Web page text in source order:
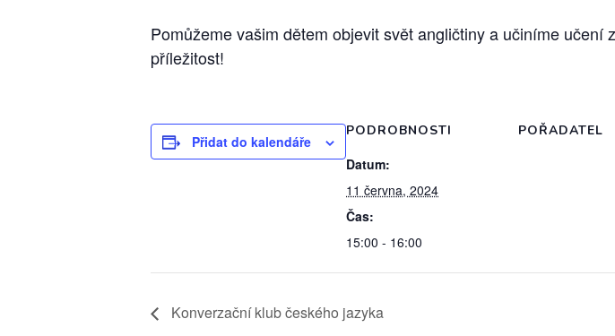
Pomůžeme vašim dětem objevit svět angličtiny a učiníme
příležitost!
Přidat do kalendáře
PODROBNOSTI
Datum:
11 června, 2024
Čas:
15:00 - 16:00
POŘADATEL
Konverzační klub českého jazyka